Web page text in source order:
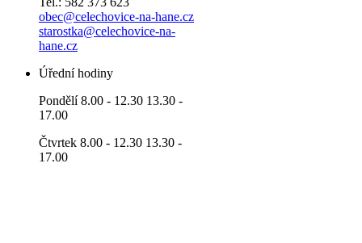
obec@celechovice-na-hane.cz
starostka@celechovice-na-
hane.cz
Úřední hodiny
Pondělí 8.00 - 12.30 13.30 -
17.00
Čtvrtek 8.00 - 12.30 13.30 -
17.00